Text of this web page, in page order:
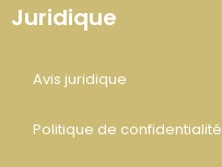
Juridique
Avis juridique
Politique de confidentialité